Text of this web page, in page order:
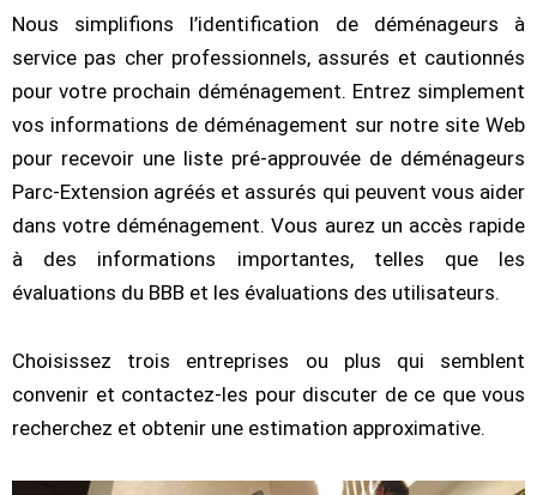
Nous simplifions l’identification de déménageurs à
service pas cher professionnels, assurés et cautionnés
pour votre prochain déménagement. Entrez simplement
vos informations de déménagement sur notre site Web
pour recevoir une liste pré-approuvée de déménageurs
Parc-Extension agréés et assurés qui peuvent vous aider
dans votre déménagement. Vous aurez un accès rapide
à des informations importantes, telles que les
évaluations du BBB et les évaluations des utilisateurs.
Choisissez trois entreprises ou plus qui semblent
convenir et contactez-les pour discuter de ce que vous
recherchez et obtenir une estimation approximative.